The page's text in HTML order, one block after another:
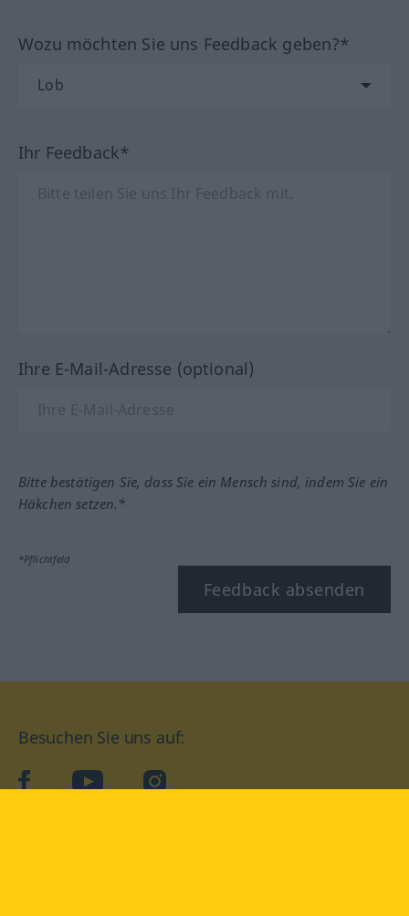
Wozu möchten Sie uns Feedback geben?*
Ihr Feedback*
Ihre E-Mail-Adresse (optional)
Bitte bestätigen Sie, dass Sie ein Mensch sind, indem Sie ein
Häkchen setzen.*
*Pflichtfeld
Feedback absenden
Besuchen Sie uns auf:
facebookYouTube Instagram